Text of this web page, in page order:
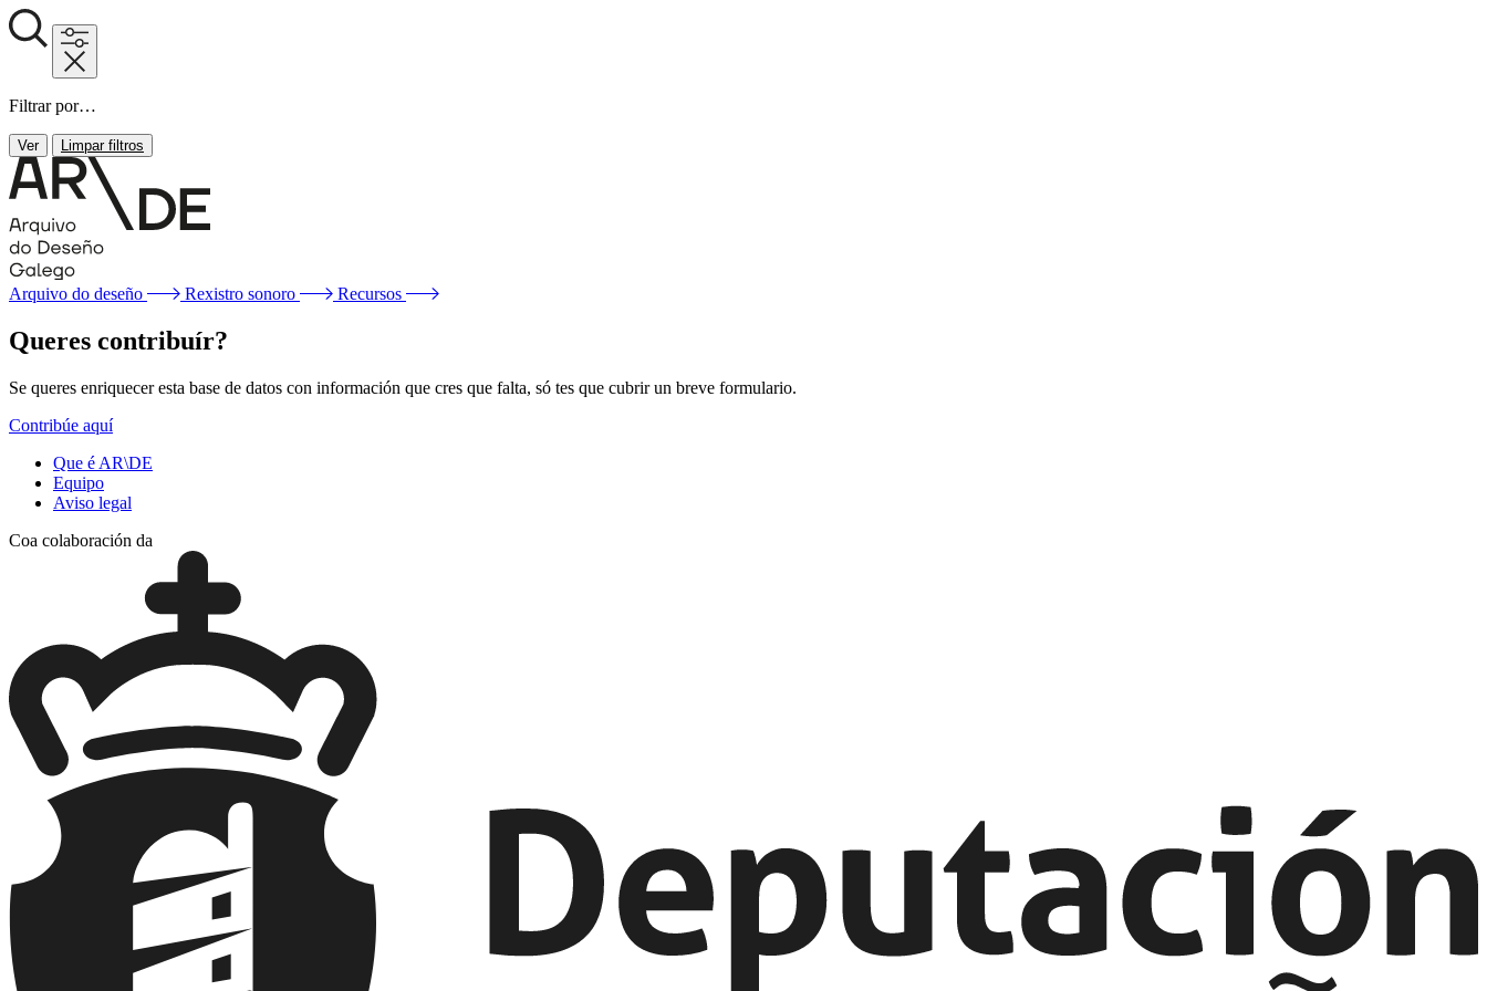
Filtrar por…
Ver Limpar filtros
Arquivo do deseño Rexistro sonoro Recursos
Queres contribuír?
Se queres enriquecer esta base de datos con información que cres que falta, só tes que cubrir un breve formulario.
Contribúe aquí
Que é AR\DE
Equipo
Aviso legal
Coa colaboración da